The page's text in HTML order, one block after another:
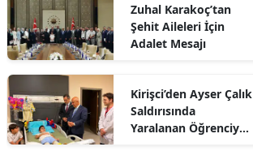
Zuhal Karakoç’tan
Şehit Aileleri İçin
Adalet Mesajı
Kirişci’den Ayser Çalık
Saldırısında
Yaralanan Öğrenciye